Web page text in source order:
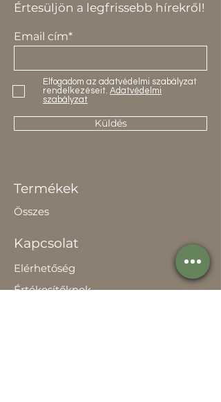
Értesüljön a legfrissebb hírekről!
Email cím*
Elfogadom az adatvédelmi szabályzat
rendelkezéseit. Adatvédelmi
szabályzat
Küldés
Termékek
Összes
Kapcsolat
Elérhetőség
Értékesítőknek